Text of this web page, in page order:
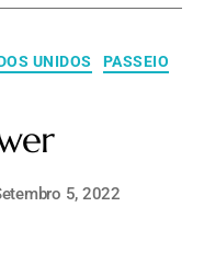
UNIDOS
PASSEIO
5, 2022